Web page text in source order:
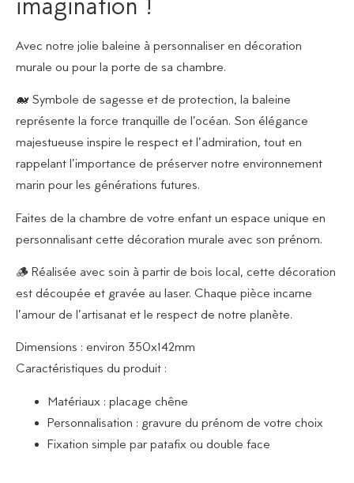
imagination !
Avec notre jolie baleine à personnaliser en décoration
murale ou pour la porte de sa chambre.
🐋 Symbole de sagesse et de protection, la baleine
représente la force tranquille de l’océan. Son élégance
majestueuse inspire le respect et l’admiration, tout en
rappelant l’importance de préserver notre environnement
marin pour les générations futures.
Faites de la chambre de votre enfant un espace unique en
personnalisant cette décoration murale avec son prénom.
🪵 Réalisée avec soin à partir de bois local, cette décoration
est découpée et gravée au laser. Chaque pièce incarne
l’amour de l’artisanat et le respect de notre planète.
Dimensions : environ 350x142mm
Caractéristiques du produit :
Matériaux : placage chêne
Personnalisation : gravure du prénom de votre choix
Fixation simple par patafix ou double face